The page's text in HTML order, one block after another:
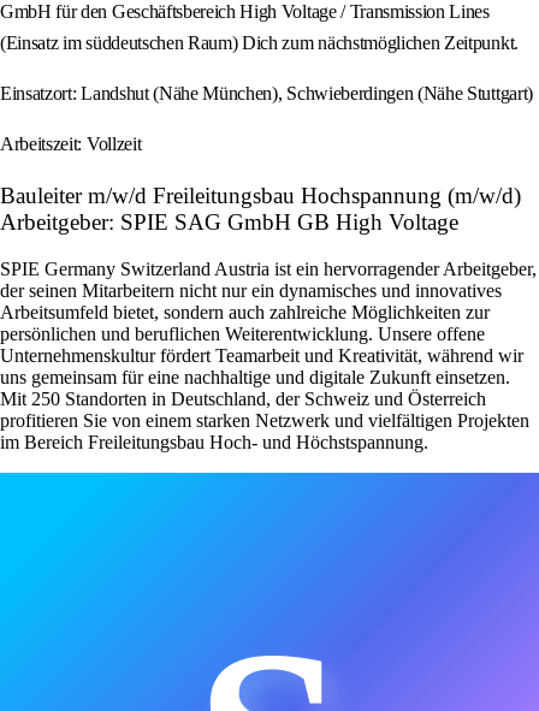
GmbH für den Geschäftsbereich High Voltage / Transmission Lines
(Einsatz im süddeutschen Raum) Dich zum nächstmöglichen Zeitpunkt.
Einsatzort: Landshut (Nähe München), Schwieberdingen (Nähe Stuttgart)
Arbeitszeit: Vollzeit
Bauleiter m/w/d Freileitungsbau Hochspannung (m/w/d)
Arbeitgeber: SPIE SAG GmbH GB High Voltage
SPIE Germany Switzerland Austria ist ein hervorragender Arbeitgeber,
der seinen Mitarbeitern nicht nur ein dynamisches und innovatives
Arbeitsumfeld bietet, sondern auch zahlreiche Möglichkeiten zur
persönlichen und beruflichen Weiterentwicklung. Unsere offene
Unternehmenskultur fördert Teamarbeit und Kreativität, während wir
uns gemeinsam für eine nachhaltige und digitale Zukunft einsetzen.
Mit 250 Standorten in Deutschland, der Schweiz und Österreich
profitieren Sie von einem starken Netzwerk und vielfältigen Projekten
im Bereich Freileitungsbau Hoch- und Höchstspannung.